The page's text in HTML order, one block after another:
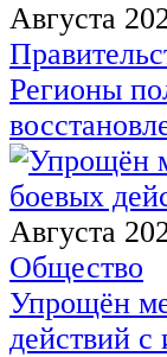
Августа
Регионы
Августа
Общество
Упрощён
действий с